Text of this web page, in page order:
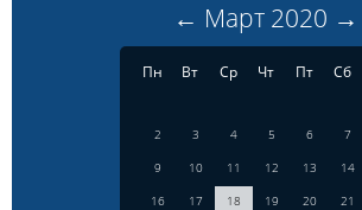
← Март 2020 →
Пн Вт Ср Чт Пт Сб
2
3 4 5 6 7
9
10 11 12 13 14
16
17 18 19 20 21